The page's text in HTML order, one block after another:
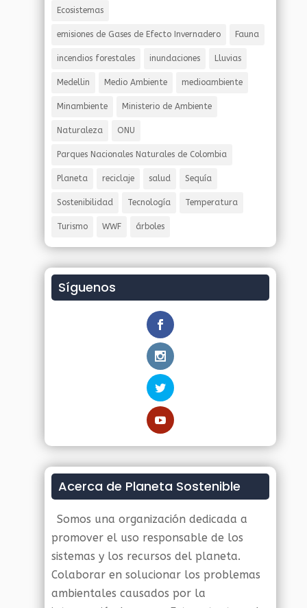
Ecosistemas
emisiones de Gases de Efecto Invernadero Fauna
incendios forestales inundaciones Lluvias
Medellin Medio Ambiente medioambiente
Minambiente Ministerio de Ambiente
Naturaleza ONU
Parques Nacionales Naturales de Colombia
Planeta reciclaje salud Sequía
Sostenibilidad Tecnología Temperatura
Turismo WWF árboles
Síguenos
Acerca de Planeta Sostenible
Somos una organización dedicada a
promover el uso responsable de los
sistemas y los recursos del planeta.
Colaborar en solucionar los problemas
ambientales causados por la